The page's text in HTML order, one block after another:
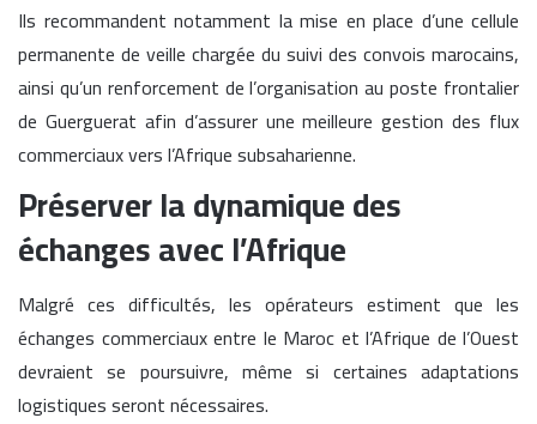
Ils recommandent notamment la mise en place d’une cellule
permanente de veille chargée du suivi des convois marocains,
ainsi qu’un renforcement de l’organisation au poste frontalier
de Guerguerat afin d’assurer une meilleure gestion des flux
commerciaux vers l’Afrique subsaharienne.
Préserver la dynamique des
échanges avec l’Afrique
Malgré ces difficultés, les opérateurs estiment que les
échanges commerciaux entre le Maroc et l’Afrique de l’Ouest
devraient se poursuivre, même si certaines adaptations
logistiques seront nécessaires.